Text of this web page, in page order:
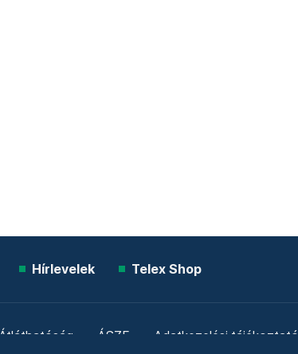
Hírlevelek Telex Shop
Átláthatóság ÁSZF Adatkezelési tájékoztató